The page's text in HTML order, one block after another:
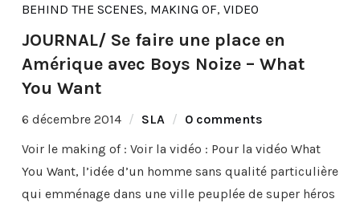
BEHIND THE SCENES, MAKING OF, VIDEO
JOURNAL/ Se faire une place en
Amérique avec Boys Noize – What
You Want
6 décembre 2014 SLA
0 comments
Voir le making of : Voir la vidéo : Pour la vidéo What
You Want, l’idée d’un homme sans qualité particulière
qui emménage dans une ville peuplée de super héros